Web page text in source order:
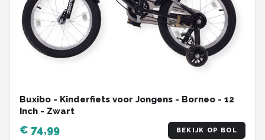
Buxibo - Kinderfiets voor Jongens - Borneo - 12
Inch - Zwart
€ 74,99 BEKIJK OP BOL